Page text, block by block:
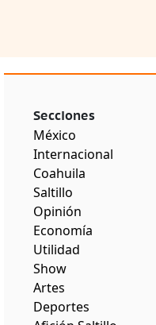
Secciones
México
Internacional
Coahuila
Saltillo
Opinión
Economía
Utilidad
Show
Artes
Deportes